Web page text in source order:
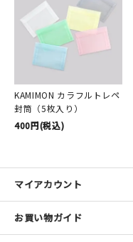
KAMIMON カラフルトレペ
封筒（5枚入り）
400円(税込)
マイアカウント
お買い物ガイド